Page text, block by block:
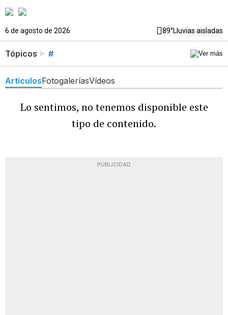
6 de agosto de 2026 89°Lluvias aisladas
Tópicos #
ArtículosFotogaleríasVídeos
Lo sentimos, no tenemos disponible este
tipo de contenido.
PUBLICIDAD